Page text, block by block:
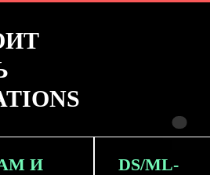
И
DS/ML-